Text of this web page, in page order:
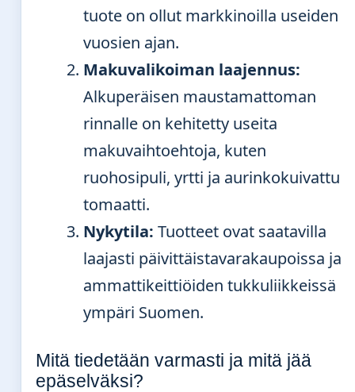
tuote on ollut markkinoilla useiden
vuosien ajan.
Makuvalikoiman laajennus:
Alkuperäisen maustamattoman
rinnalle on kehitetty useita
makuvaihtoehtoja, kuten
ruohosipuli, yrtti ja aurinkokuivattu
tomaatti.
Nykytila: Tuotteet ovat saatavilla
laajasti päivittäistavarakaupoissa ja
ammattikeittiöiden tukkuliikkeissä
ympäri Suomen.
Mitä tiedetään varmasti ja mitä jää
epäselväksi?